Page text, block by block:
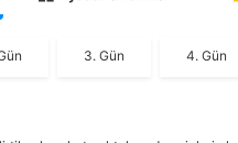
3. Gün 4. Gün